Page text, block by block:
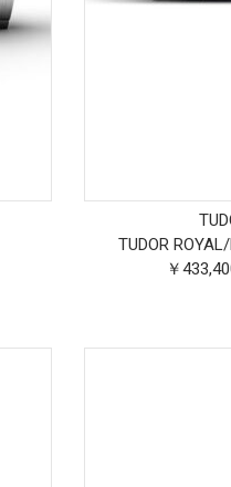
TUDOR ROYAL/
￥